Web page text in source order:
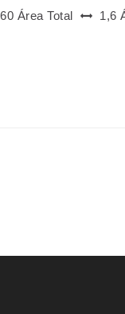
Área Total 1,6